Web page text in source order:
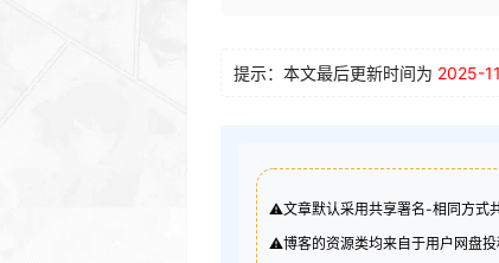
提示：本文最后更新时间为 2025-
⚠️文章默认采用共享署名-相同方式
⚠️博客的资源类均来自于用户网盘投